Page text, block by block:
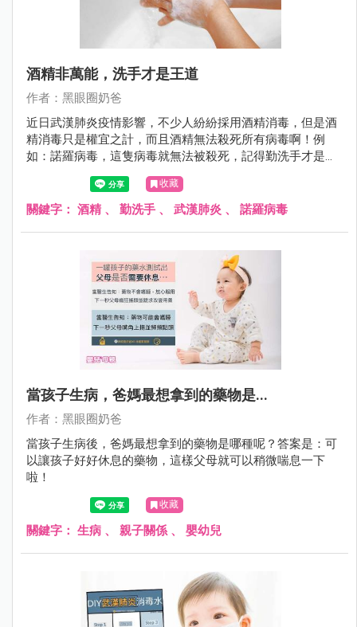
酒精非萬能，洗手才是王道
作者：黑眼圈奶爸
近日武漢肺炎疫情影響，不少人紛紛採用酒精消毒，但是酒
精消毒只是權宜之計，而且酒精無法殺死所有病毒啊！例
如：諾羅病毒，這隻病毒就無法被殺死，記得勤洗手才是王
收藏
關鍵字： 酒精 、 勤洗手 、 武漢肺炎 、 諾羅病毒
當孩子生病，爸媽最想拿到的藥物是...
作者：黑眼圈奶爸
當孩子生病後，爸媽最想拿到的藥物是哪種呢？答案是：可
以讓孩子好好休息的藥物，這樣父母就可以稍微喘息一下
啦！
收藏
關鍵字： 生病 、 親子關係 、 嬰幼兒